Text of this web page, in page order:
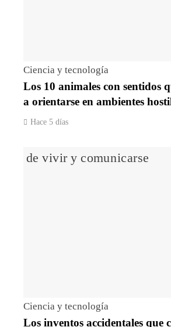
Ciencia y tecnología
Los 10 animales con sentidos
a orientarse en ambientes
Hace 5 días
Ciencia y tecnología
Los inventos accidentales que